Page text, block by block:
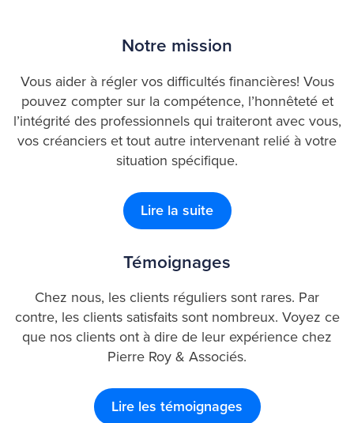
Notre mission
Vous aider à régler vos difficultés financières! Vous
pouvez compter sur la compétence, l’honnêteté et
l’intégrité des professionnels qui traiteront avec vous,
vos créanciers et tout autre intervenant relié à votre
situation spécifique.
Lire la suite
Témoignages
Chez nous, les clients réguliers sont rares. Par
contre, les clients satisfaits sont nombreux. Voyez ce
que nos clients ont à dire de leur expérience chez
Pierre Roy & Associés.
Lire les témoignages